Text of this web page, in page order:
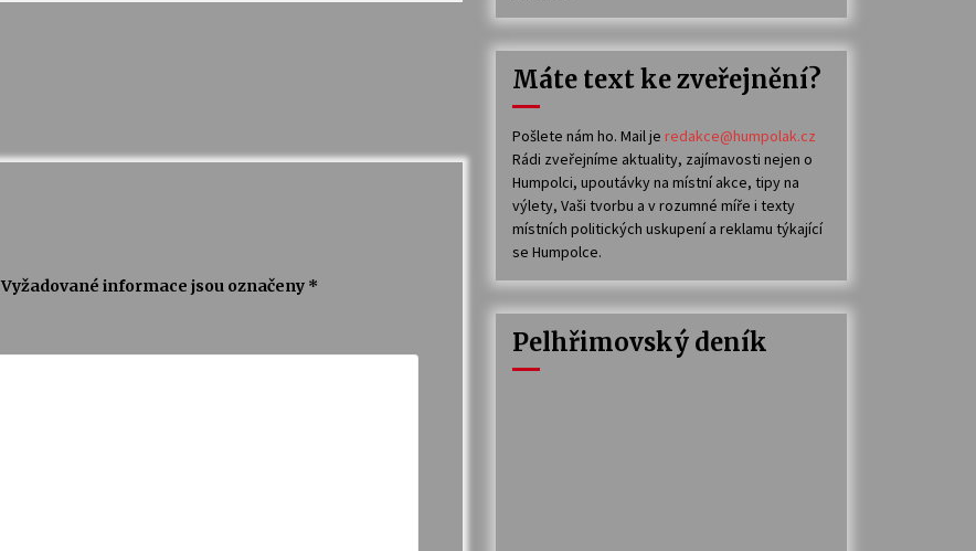
Vyžadované informace jsou označeny *
Máte text ke zveřejnění?
Pošlete nám ho. Mail je redakce@humpolak.cz
Rádi zveřejníme aktuality, zajímavosti nejen o
Humpolci, upoutávky na místní akce, tipy na
výlety, Vaši tvorbu a v rozumné míře i texty
místních politických uskupení a reklamu týkající
se Humpolce.
Pelhřimovský deník